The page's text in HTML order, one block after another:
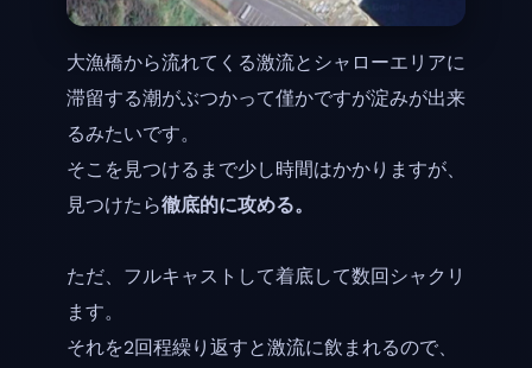
大漁橋から流れてくる激流とシャローエリアに
滞留する潮がぶつかって僅かですが淀みが出来
るみたいです。
そこを見つけるまで少し時間はかかりますが、
見つけたら徹底的に攻める。
ただ、フルキャストして着底して数回シャクリ
ます。
それを2回程繰り返すと激流に飲まれるので、